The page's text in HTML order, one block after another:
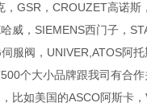
，GSR，CROUZET高诺斯
威，SIEMENS西门子，
服阀，UNIVER,ATOS阿
个大小品牌跟我司有合作
比如美国的ASCO阿斯卡，